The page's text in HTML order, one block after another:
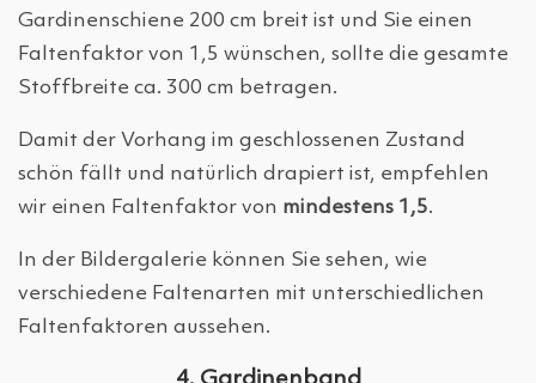
Gardinenschiene 200 cm breit ist und Sie einen
Faltenfaktor von 1,5 wünschen, sollte die gesamte
Stoffbreite ca. 300 cm betragen.
Damit der Vorhang im geschlossenen Zustand
schön fällt und natürlich drapiert ist, empfehlen
wir einen Faltenfaktor von mindestens 1,5.
In der Bildergalerie können Sie sehen, wie
verschiedene Faltenarten mit unterschiedlichen
Faltenfaktoren aussehen.